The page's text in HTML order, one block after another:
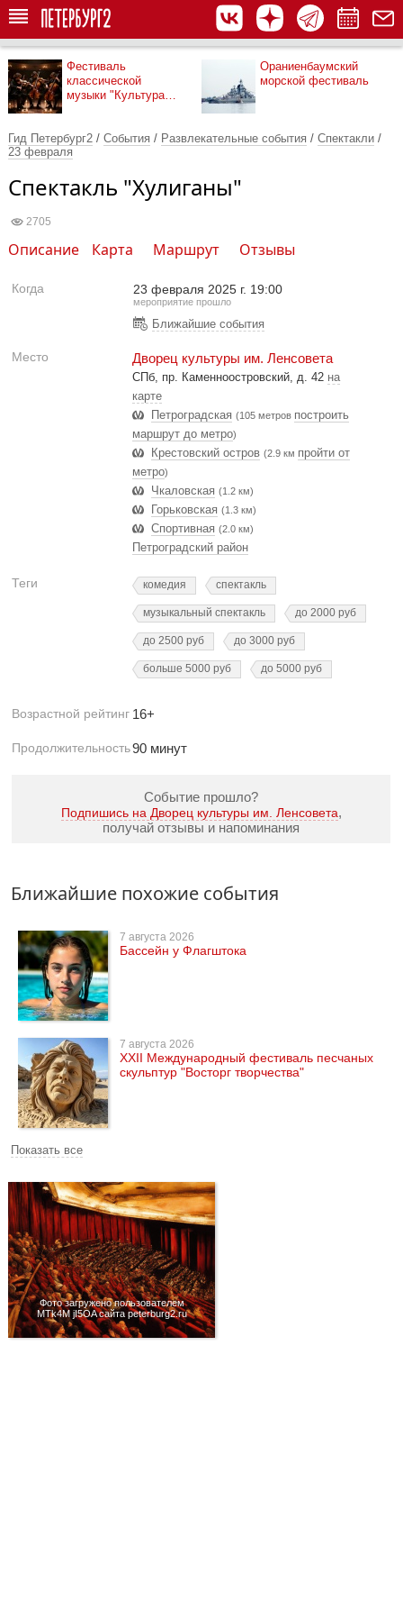
Фестиваль
классической
музыки "Культура
Ораниенбаумский
морской фестиваль
Гид Петербург2 / События / Развлекательные события / Спектакли /
23 февраля
Спектакль "Хулиганы"
2705
Описание Карта Маршрут Отзывы
Когда 23 февраля 2025 г. 19:00
мероприятие прошло
Ближайшие события
Место Дворец культуры им. Ленсовета
СПб, пр. Каменноостровский, д. 42 на
карте
Петроградская (105 метров построить
маршрут до метро)
Крестовский остров (2.9 км пройти от
метро)
Чкаловская (1.2 км)
Горьковская (1.3 км)
Спортивная (2.0 км)
Петроградский район
Теги комедия спектакль
музыкальный спектакль до 2000 руб
до 2500 руб до 3000 руб
больше 5000 руб до 5000 руб
Возрастной рейтинг 16+
Продолжительность90 минут
Событие прошло?
Подпишись на Дворец культуры им. Ленсовета,
получай отзывы и напоминания
Ближайшие похожие события
7 августа 2026
Бассейн у Флагштока
7 августа 2026
XXII Международный фестиваль песчаных
скульптур "Восторг творчества"
Показать все
Фото загружено пользователем
MTk4M jI5OA сайта peterburg2.ru